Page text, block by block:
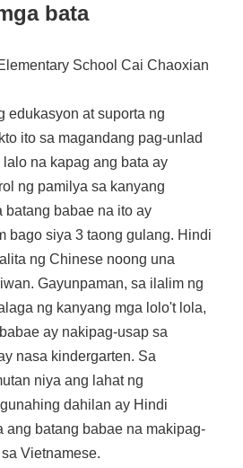
bata
School Cai Chaoxian
at suporta ng
ito sa magandang pag-unlad
na kapag ang bata ay
ng pamilya sa kanyang
batang babae na ito ay
bago siya 3 taong gulang. Hindi
ng Chinese noong una
Gayunpaman, sa ilalim ng
ng kanyang mga lolo't lola,
ay nakipag-usap sa
nasa kindergarten. Sa
niya ang lahat ng
dahilan ay Hindi
ang batang babae na makipag-
Vietnamese.